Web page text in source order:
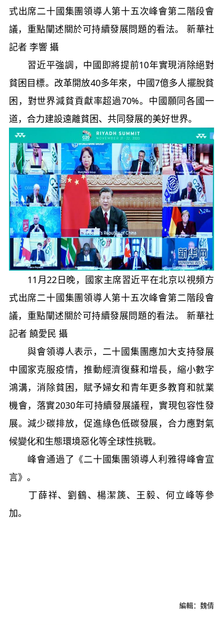
式出席二十國集團領導人第十五次峰會第二階段會
議，重點闡述關於可持續發展問題的看法。 新華社
記者 李響 攝
習近平強調，中國即將提前10年實現消除絕對
貧困目標。改革開放40多年來，中國7億多人擺脫貧
困，對世界減貧貢獻率超過70%。中國願同各國一
道，合力建設遠離貧困、共同發展的美好世界。
11月22日晚，國家主席習近平在北京以視頻方
式出席二十國集團領導人第十五次峰會第二階段會
議，重點闡述關於可持續發展問題的看法。 新華社
記者 饒愛民 攝
與會領導人表示，二十國集團應加大支持發展
中國家克服疫情，推動經濟復蘇和增長，縮小數字
鴻溝，消除貧困，賦予婦女和青年更多教育和就業
機會，落實2030年可持續發展議程，實現包容性發
展。減少碳排放，促進綠色低碳發展，合力應對氣
候變化和生態環境惡化等全球性挑戰。
峰會通過了《二十國集團領導人利雅得峰會宣
言》。
丁薛祥、劉鶴、楊潔篪、王毅、何立峰等參
加。
編輯：魏倩